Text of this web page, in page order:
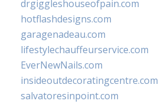
drgiggleshouseofpain.com
hotflashdesigns.com
garagenadeau.com
lifestylechauffeurservice.com
EverNewNails.com
insideoutdecoratingcentre.com
salvatoresinpoint.com